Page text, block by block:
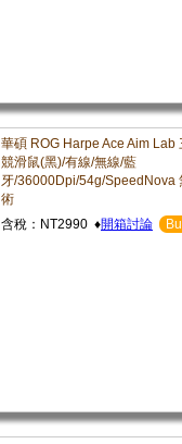
華碩 ROG Harpe Ace Aim Lab
競滑鼠(黑)/有線/無線/藍
牙/36000Dpi/54g/SpeedNova
術
含稅：NT2990 ♦開箱討論